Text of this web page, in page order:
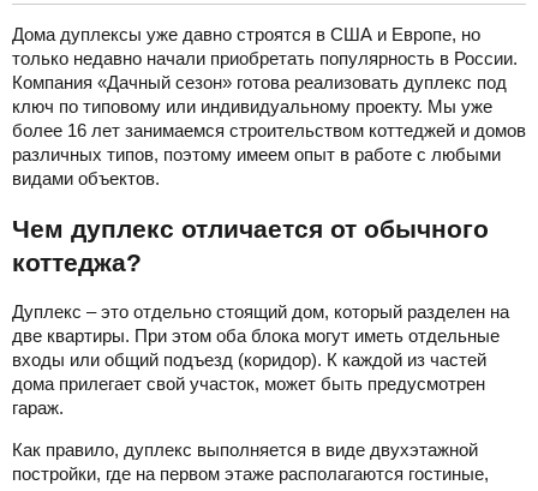
Дома дуплексы уже давно строятся в США и Европе, но
только недавно начали приобретать популярность в России.
Компания «Дачный сезон» готова реализовать дуплекс под
ключ по типовому или индивидуальному проекту. Мы уже
более 16 лет занимаемся строительством коттеджей и домов
различных типов, поэтому имеем опыт в работе с любыми
видами объектов.
Чем дуплекс отличается от обычного
коттеджа?
Дуплекс – это отдельно стоящий дом, который разделен на
две квартиры. При этом оба блока могут иметь отдельные
входы или общий подъезд (коридор). К каждой из частей
дома прилегает свой участок, может быть предусмотрен
гараж.
Как правило, дуплекс выполняется в виде двухэтажной
постройки, где на первом этаже располагаются гостиные,